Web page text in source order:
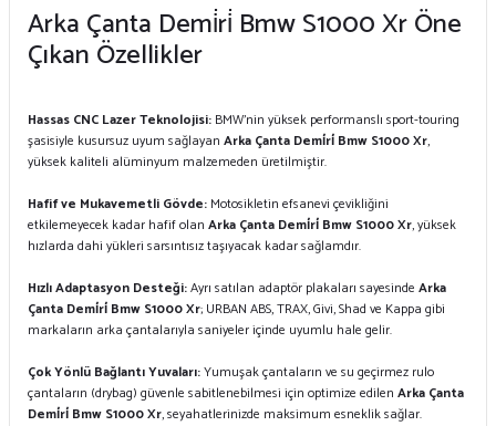
Arka Çanta Demi̇ri̇ Bmw S1000 Xr Öne
Çıkan Özellikler
Hassas CNC Lazer Teknolojisi: BMW'nin yüksek performanslı sport-touring
şasisiyle kusursuz uyum sağlayan Arka Çanta Demi̇ri̇ Bmw S1000 Xr,
yüksek kaliteli alüminyum malzemeden üretilmiştir.
Hafif ve Mukavemetli Gövde: Motosikletin efsanevi çevikliğini
etkilemeyecek kadar hafif olan Arka Çanta Demi̇ri̇ Bmw S1000 Xr, yüksek
hızlarda dahi yükleri sarsıntısız taşıyacak kadar sağlamdır.
Hızlı Adaptasyon Desteği:Ayrı satılan adaptör plakaları sayesinde Arka
Çanta Demi̇ri̇ Bmw S1000 Xr; URBAN ABS, TRAX, Givi, Shad ve Kappa gibi
markaların arka çantalarıyla saniyeler içinde uyumlu hale gelir.
Çok Yönlü Bağlantı Yuvaları:Yumuşak çantaların ve su geçirmez rulo
çantaların (drybag) güvenle sabitlenebilmesi için optimize edilen Arka Çanta
Demi̇ri̇ Bmw S1000 Xr, seyahatlerinizde maksimum esneklik sağlar.